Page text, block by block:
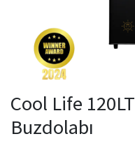
Cool Life
Buzdolabı